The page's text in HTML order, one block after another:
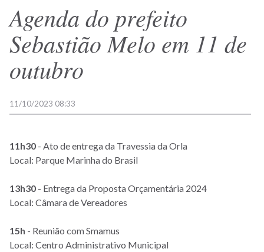
Agenda do prefeito
Sebastião Melo em 11 de
outubro
11/10/2023 08:33
11h30 - Ato de entrega da Travessia da Orla
Local: Parque Marinha do Brasil
13h30 - Entrega da Proposta Orçamentária 2024
Local: Câmara de Vereadores
15h - Reunião com Smamus
Local: Centro Administrativo Municipal